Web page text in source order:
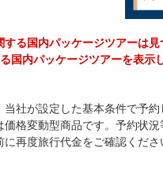
る国内パッケージツアーは見
国内パッケージツアーを表示
当社が設定した基本条件で予
格変動型商品です。予約状
再度旅行代金をご確認くださ